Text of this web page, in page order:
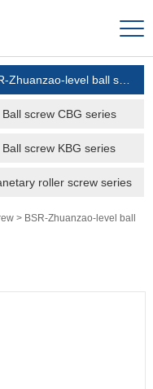
Ball screw CBG series
Ball screw KBG series
roller screw series
> BSR-Zhuanzao-level ball